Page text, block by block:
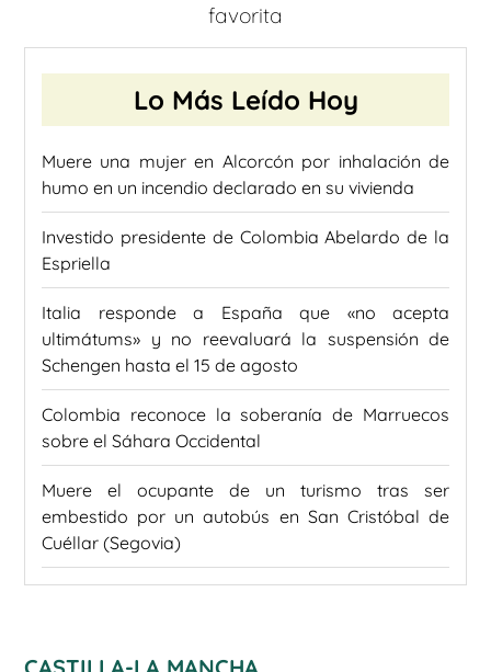
favorita
Lo Más Leído Hoy
Muere una mujer en Alcorcón por inhalación de
humo en un incendio declarado en su vivienda
Investido presidente de Colombia Abelardo de la
Espriella
Italia responde a España que «no acepta
ultimátums» y no reevaluará la suspensión de
Schengen hasta el 15 de agosto
Colombia reconoce la soberanía de Marruecos
sobre el Sáhara Occidental
Muere el ocupante de un turismo tras ser
embestido por un autobús en San Cristóbal de
Cuéllar (Segovia)